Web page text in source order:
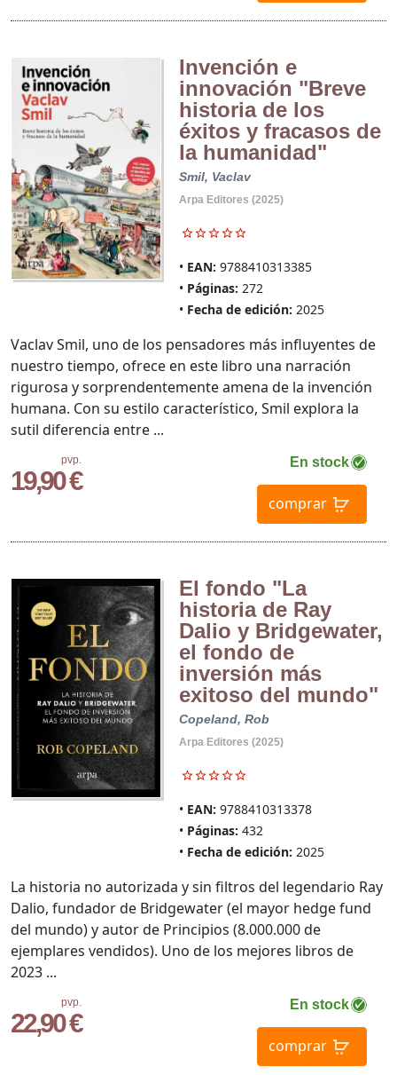
Invención e
innovación "Breve
historia de los
éxitos y fracasos de
la humanidad"
Smil, Vaclav
Arpa Editores (2025)
EAN: 9788410313385
Páginas: 272
Fecha de edición: 2025
pvp.
19,90 €
En stock
comprar
Vaclav Smil, uno de los pensadores más influyentes de
nuestro tiempo, ofrece en este libro una narración
rigurosa y sorprendentemente amena de la invención
humana. Con su estilo característico, Smil explora la
sutil diferencia entre ...
El fondo "La
historia de Ray
Dalio y Bridgewater,
el fondo de
inversión más
exitoso del mundo"
Copeland, Rob
Arpa Editores (2025)
EAN: 9788410313378
Páginas: 432
Fecha de edición: 2025
pvp.
22,90 €
En stock
comprar
La historia no autorizada y sin filtros del legendario Ray
Dalio, fundador de Bridgewater (el mayor hedge fund
del mundo) y autor de Principios (8.000.000 de
ejemplares vendidos). Uno de los mejores libros de
2023 ...